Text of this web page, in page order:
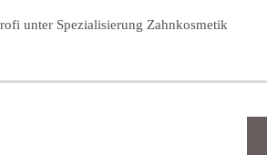
unter Spezialisierung Zahnkosmetik